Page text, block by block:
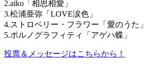
2.aiko「相思相愛」
3.松浦亜弥「LOVE涙色」
4.ストロベリー・フラワー「愛のうた」
5.ポルノグラフィティ「アゲハ蝶」
投票＆メッセージはこちらから！